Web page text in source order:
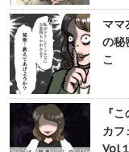
ママ
の秘
こ
『
カフ
Vol